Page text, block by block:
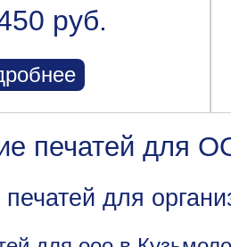
руб.
печатей для
печатей для